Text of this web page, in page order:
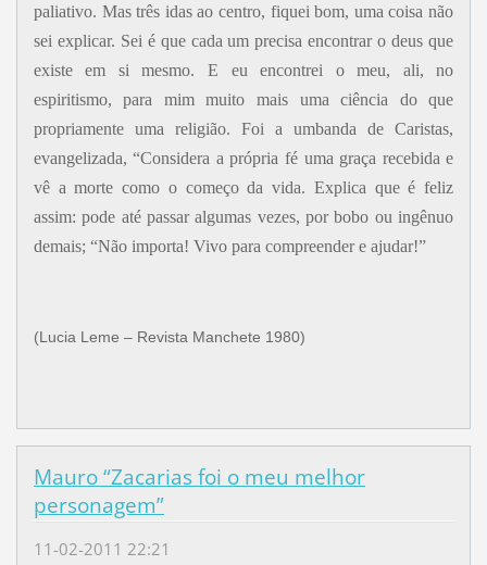
paliativo. Mas três idas ao centro, fiquei bom, uma coisa não
sei explicar. Sei é que cada um precisa encontrar o deus que
existe em si mesmo. E eu encontrei o meu, ali, no
espiritismo, para mim muito mais uma ciência do que
propriamente uma religião. Foi a umbanda de Caristas,
evangelizada, “Considera a própria fé uma graça recebida e
vê a morte como o começo da vida. Explica que é feliz
assim: pode até passar algumas vezes, por bobo ou ingênuo
demais; “Não importa! Vivo para compreender e ajudar!”
(Lucia Leme – Revista Manchete 1980)
Mauro “Zacarias foi o meu melhor
personagem”
11-02-2011 22:21